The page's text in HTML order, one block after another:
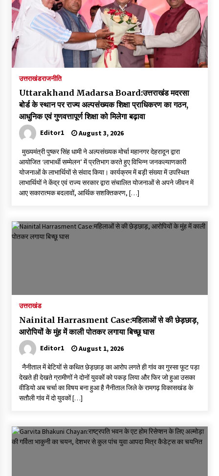
उत्तराखंडराजनीति
Uttarakhand Madarsa Board:उत्तराखंड मदरसा
बोर्ड के स्थान पर राज्य अल्पसंख्यक शिक्षा प्राधिकरण का गठन,
आधुनिक एवं गुणवत्तापूर्ण शिक्षा को मिलेगा बढ़ावा
Editor1 August 3, 2026
मुख्यमंत्री पुष्कर सिंह धामी ने अल्पसंख्यक मोर्चा महानगर देहरादून द्वारा
आयोजित ‘लाभार्थी सम्मेलन’ में प्रतिभाग करते हुए विभिन्न जनकल्याणकारी
योजनाओं के लाभार्थियों से संवाद किया। कार्यक्रम में बड़ी संख्या में उपस्थित
लाभार्थियों ने केंद्र एवं राज्य सरकार द्वारा संचालित योजनाओं से अपने जीवन में
आए सकारात्मक बदलावों, आर्थिक सशक्तिकरण, […]
उत्तराखंड
Nainital Harrasment Case:महिलाओं से की छेड़छाड़,
आरोपियों के मुंह में काली पोतकर लगाया बिच्छू घास
Editor1 August 1, 2026
नैनीताल में बेटियों से कथित छेड़छाड़ का आरोप लगते ही गांव का गुस्सा फूट पड़ा
देखते ही देखते ग्रामीणों ने दोनों युवकों को पकड़ लिया और फिर जो हुआ उसका
वीडियो अब चर्चा का विषय बना हुआ है नैनीताल जिले के रामगढ़ विकासखंड के
सतौली गांव में दो युवकों […]